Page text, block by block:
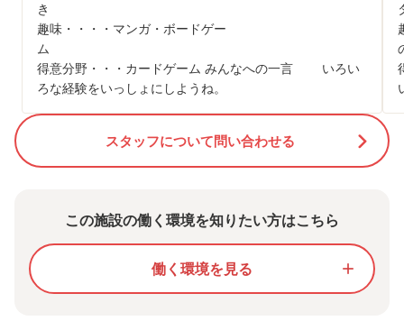
趣味・・・・マンガ・ボードゲー
得意分野・・・カードゲーム みんなへの一言 いろい
ろな経験をいっしょにしようね。
スタッフについて問い合わせる
この施設の働く環境を知りたい方はこちら
働く環境を見る add